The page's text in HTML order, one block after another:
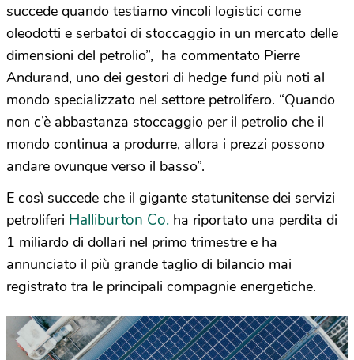
succede quando testiamo vincoli logistici come
oleodotti e serbatoi di stoccaggio in un mercato delle
dimensioni del petrolio”, ha commentato Pierre
Andurand, uno dei gestori di hedge fund più noti al
mondo specializzato nel settore petrolifero. “Quando
non c’è abbastanza stoccaggio per il petrolio che il
mondo continua a produrre, allora i prezzi possono
andare ovunque verso il basso”.
E così succede che il gigante statunitense dei servizi
petroliferi Halliburton Co. ha riportato una perdita di
1 miliardo di dollari nel primo trimestre e ha
annunciato il più grande taglio di bilancio mai
registrato tra le principali compagnie energetiche.